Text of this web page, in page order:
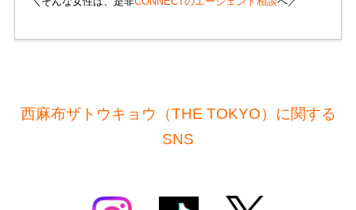
西麻布ザトウキョウ（THE TOKYO）に関する
SNS